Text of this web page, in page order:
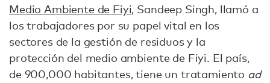
Medio Ambiente de Fiyi, Sandeep Singh, llamó a
los trabajadores por su papel vital en los
sectores de la gestión de residuos y la
protección del medio ambiente de Fiyi. El país,
de 900,000 habitantes, tiene un tratamiento ad